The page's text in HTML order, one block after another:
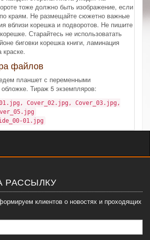
тоже должно быть изображение, если
краям. Не размещайте сюжетно важные
вблизи корешка и подворотов. Не пишите
Старайтесь не использоватать
биговки корешка книги, ламинация
краске.
файлов
планшет с переменными
Тираж 5 экземпляров:
Cover_02.jpg, Cover_03.jpg,
01.jpg
РАССЫЛКУ
клиентов о новостях и проходящих